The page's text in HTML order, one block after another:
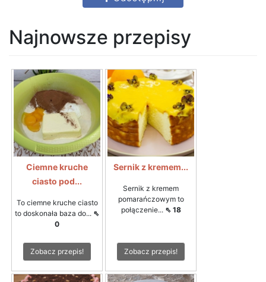
Najnowsze przepisy
Ciemne kruche
ciasto pod...
To ciemne kruche ciasto
to doskonała baza do... ⇖
0
Zobacz przepis!
Sernik z kremem...
Sernik z kremem
pomarańczowym to
połączenie... ⇖ 18
Zobacz przepis!